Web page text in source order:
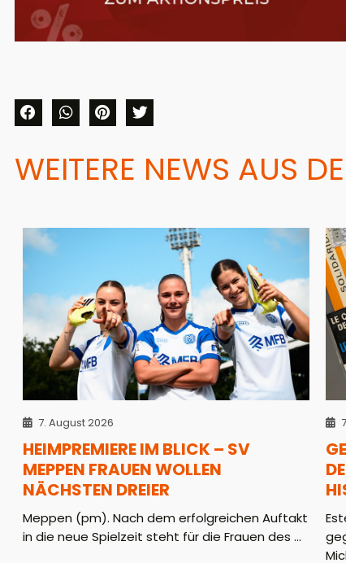
WEITERE NEWS AUS
7. August 2026
HEIMPREMIERE IM BLICK – SV
MEPPEN FRAUEN WOLLEN
NÄCHSTEN DREIER
Meppen (pm). Nach dem erfolgreichen Auftakt
in die neue Spielzeit steht für die Frauen des ...